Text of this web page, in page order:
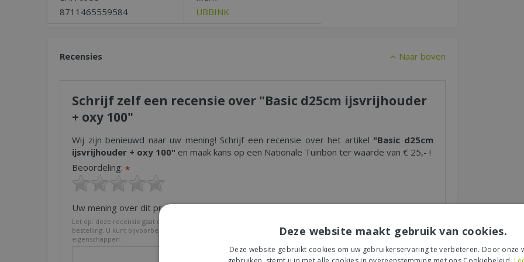
8711465559584
UBBINK
Recensies Naar boven
Schrijf zelf een recensie over "Basic d25cm ijsvrijhouder
+ oxy 100"
Wij zijn benieuwd naar uw mening! Schrijf een recensie over het artikel "Basic d25cm
ijsvrijhouder + oxy 100" en maak kans op een Nationale Tuinbon ter waarde van € 25,- !
Beoordeling: *
Uw mening over dit product:
Let op: deze recensie gaat over het product en niet over ons tuincentrum, de service of levering van uw
bestelling. U kunt bijvoorbeeld in gaan op de kwaliteit van het product, de look & feel en belangrijke
eigenschappen.
Deze website maakt gebruik van cookies.
Deze website gebruikt cookies om uw gebruikerservaring te verbeteren. Door onze